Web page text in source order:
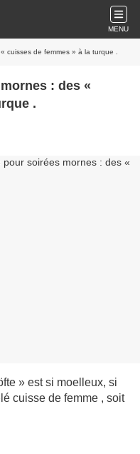
MENU
cuisses de femmes » à la turque .
: des «
.
» est si moelleux, si
cuisse de femme , soit